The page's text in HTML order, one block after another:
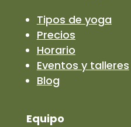
Tipos de yoga
Precios
Horario
Eventos y talleres
Blog
Equipo